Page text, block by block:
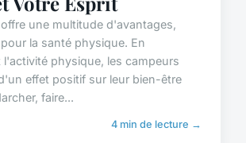
une multitude d'avantages,
la santé physique. En
physique, les campeurs
effet positif sur leur bien-être
faire...
4 min de lecture →